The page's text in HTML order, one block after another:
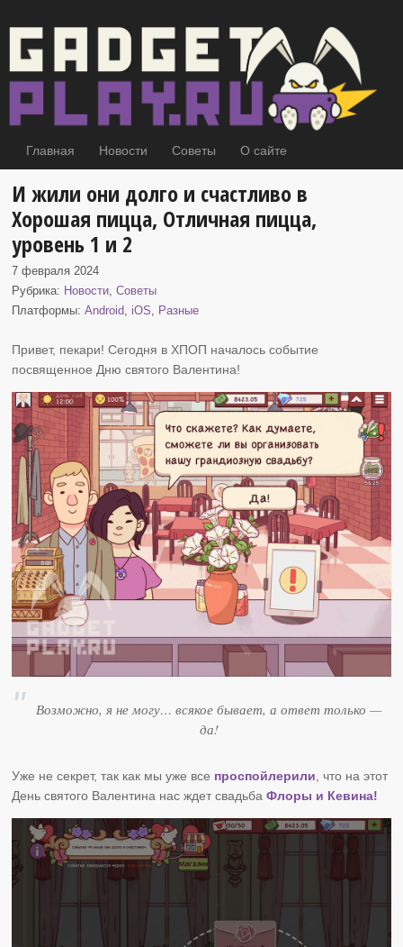
Главная Новости Советы О сайте
И жили они долго и счастливо в
Хорошая пицца, Отличная пицца,
уровень 1 и 2
7 февраля 2024
Рубрика: Новости,Советы
Платформы:Android, iOS, Разные
Привет, пекари! Сегодня в ХПОП началось событие
посвященное Дню святого Валентина!
Возможно, я не могу… всякое бывает, а ответ только —
да!
Уже не секрет, так как мы уже все проспойлерили , что на этот
День святого Валентина нас ждет свадьбаФлоры и Кевина!